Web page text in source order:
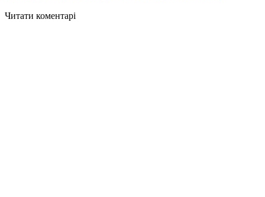
Читати коментарі